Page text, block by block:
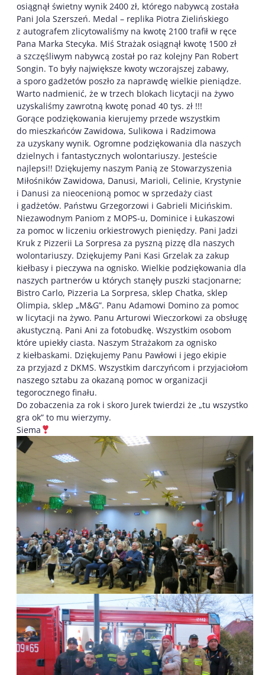
osiągnął świetny wynik 2400 zł, którego nabywcą została
Pani Jola Szerszeń. Medal – replika Piotra Zielińskiego
z autografem zlicytowaliśmy na kwotę 2100 trafił w ręce
Pana Marka Stecyka. Miś Strażak osiągnął kwotę 1500 zł
a szczęśliwym nabywcą został po raz kolejny Pan Robert
Songin. To były największe kwoty wczorajszej zabawy,
a sporo gadżetów poszło za naprawdę wielkie pieniądze.
Warto nadmienić, że w trzech blokach licytacji na żywo
uzyskaliśmy zawrotną kwotę ponad 40 tys. zł !!!
Gorące podziękowania kierujemy przede wszystkim
do mieszkańców Zawidowa, Sulikowa i Radzimowa
za uzyskany wynik. Ogromne podziękowania dla naszych
dzielnych i fantastycznych wolontariuszy. Jesteście
najlepsi!! Dziękujemy naszym Panią ze Stowarzyszenia
Miłośników Zawidowa, Danusi, Marioli, Celinie, Krystynie
i Danusi za nieocenioną pomoc w sprzedaży ciast
i gadżetów. Państwu Grzegorzowi i Gabrieli Micińskim.
Niezawodnym Paniom z MOPS-u, Dominice i Łukaszowi
za pomoc w liczeniu orkiestrowych pieniędzy. Pani Jadzi
Kruk z Pizzerii La Sorpresa za pyszną pizzę dla naszych
wolontariuszy. Dziękujemy Pani Kasi Grzelak za zakup
kiełbasy i pieczywa na ognisko. Wielkie podziękowania dla
naszych partnerów u których stanęły puszki stacjonarne;
Bistro Carlo, Pizzeria La Sorpresa, sklep Chatka, sklep
Olimpia, sklep „M&G”. Panu Adamowi Domino za pomoc
w licytacji na żywo. Panu Arturowi Wieczorkowi za obsługę
akustyczną. Pani Ani za fotobudkę. Wszystkim osobom
które upiekły ciasta. Naszym Strażakom za ognisko
z kiełbaskami. Dziękujemy Panu Pawłowi i jego ekipie
za przyjazd z DKMS. Wszystkim darczyńcom i przyjaciołom
naszego sztabu za okazaną pomoc w organizacji
tegorocznego finału.
Do zobaczenia za rok i skoro Jurek twierdzi że „tu wszystko
gra ok” to mu wierzymy.
Siema